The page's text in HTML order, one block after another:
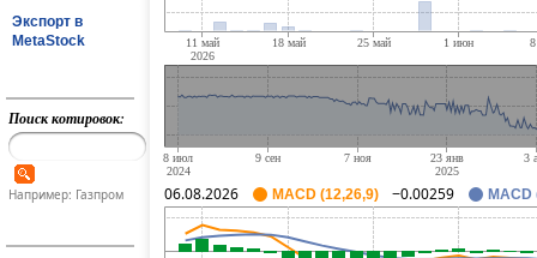
Экспорт в
MetaStock
Поиск котировок:
Например: Газпром 06.08.2026 MACD (12,26,9) −0.00259 MACD